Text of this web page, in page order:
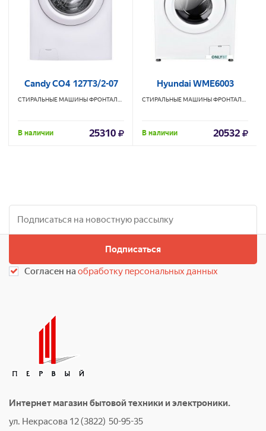
Candy CO4 127T3/2-07
CANDY
В наличии 25310
Hyundai WME6003
В наличии 20532
Подписаться
Согласен наобработку персональных данных
Интернет магазин бытовой техники и электроники.
ул. Некрасова 12 (3822) 50-95-35